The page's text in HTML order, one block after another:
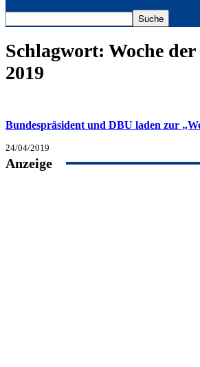
Schlagwort: Woche
2019
Bundespräsident und DBU laden zur
24/04/2019
Anzeige